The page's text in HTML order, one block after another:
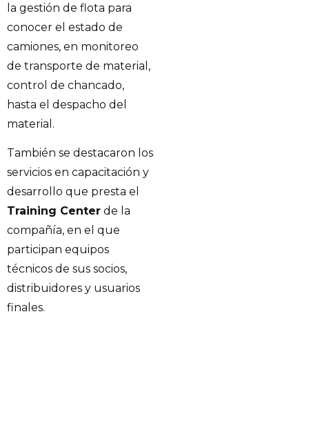
la gestión de flota para
conocer el estado de
camiones, en monitoreo
de transporte de material,
control de chancado,
hasta el despacho del
material.
También se destacaron los
servicios en capacitación y
desarrollo que presta el
Training Center de la
compañía, en el que
participan equipos
técnicos de sus socios,
distribuidores y usuarios
finales.